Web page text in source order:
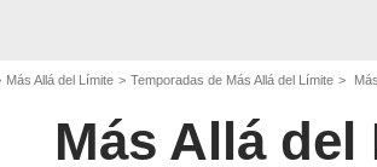
Más Allá del Límite Temporadas de Más Allá del Límite
Más Allá del